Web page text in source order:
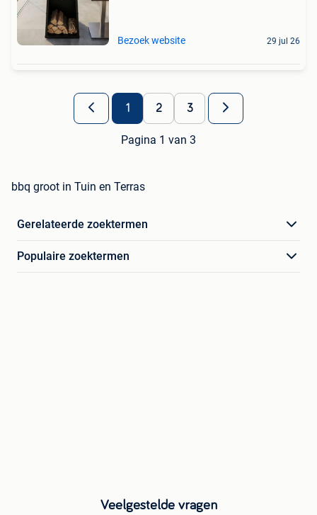
Bezoek website 29 jul 26
1 2 3
Pagina 1 van 3
bbq groot in Tuin en Terras
Gerelateerde zoektermen
Populaire zoektermen
Veelgestelde vragen